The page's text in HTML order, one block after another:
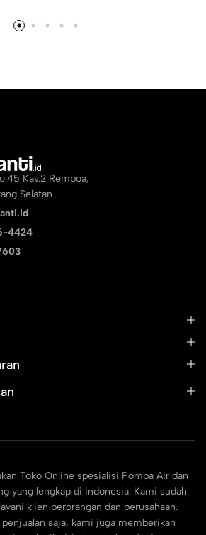
Kav.2 Rempoa,
Selatan
4424
Toko Online spesialisi Pompa Air dan
yang lengkap di Indonesia. Kami sudah
klien perorangan dan perusahaan.
saja, kami juga memberikan